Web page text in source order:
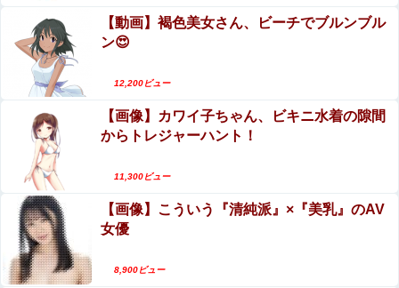
【ウマ娘】キントレ監修『海の家「いちりゅう」』
【衝撃画像】中学生「先生！水泳で水着になるのイヤ
です！」先生「分かった」→結果まさかの『こう』な
ってしまうw w w w w w w
【画像】 風俗に行くと毎回こういう"恵体メロン"お姉さん
(35)を指名してしまうんやが・・・
Powered by livedoor 相互RSS
【動画】メンズエステ嬢さん、大サービスで本番
セックスまでしてしまう・・・
【動画】首都高で4tトラックが原因の玉突き事故
に巻き込まれた軽バンの車載。
【動画】褐色美女さん、ビーチでブルンブル
ン😍
12,200ビュー
【画像】カワイ子ちゃん、ビキニ水着の隙間
からトレジャーハント！
11,300ビュー
【画像】こういう『清純派』×『美乳』のAV
女優
8,900ビュー